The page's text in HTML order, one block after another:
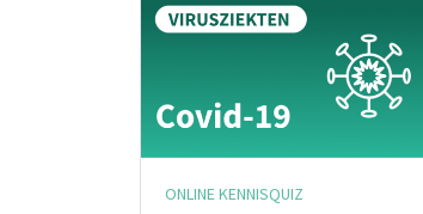
ONLINE KENNISQUIZ